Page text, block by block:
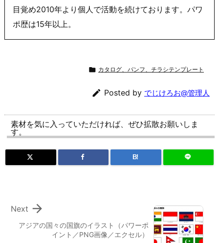
目覚め2010年より個人で活動を続けております。パワ
ポ歴は15年以上。
 カタログ、パンフ、チラシテンプレート
 Posted by でじけろお@管理人
素材を気に入っていただければ、ぜひ拡散お願いしま
す。
B!
アジアの国々の国旗のイラスト（パワーポ
イント／PNG画像／エクセル）

Next